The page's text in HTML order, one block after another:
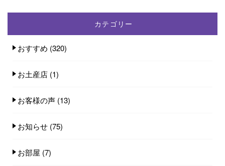
カテゴリー
おすすめ (320)
お土産店 (1)
お客様の声 (13)
お知らせ (75)
お部屋 (7)